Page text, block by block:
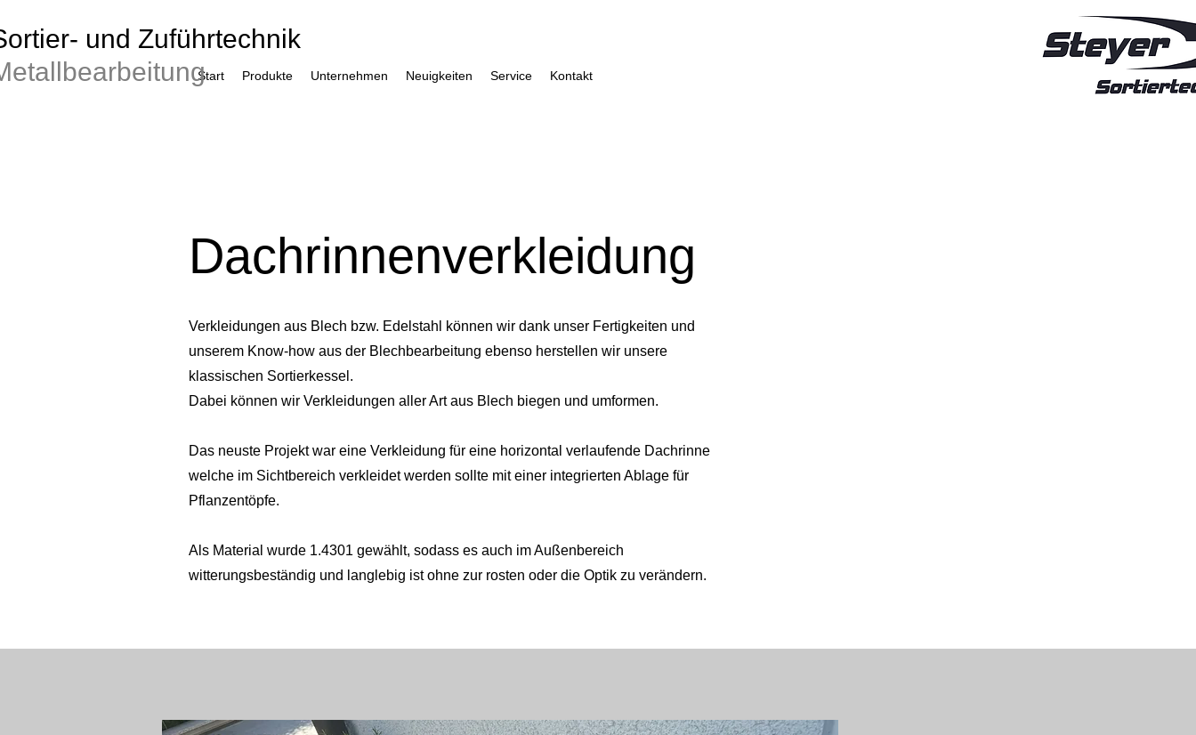
Start Produkte Unternehmen Neuigkeiten Service Kontakt
und Zuführtechnik
Dachrinnenverkleidung
Verkleidungen aus Blech bzw. Edelstahl können wir dank unser Fertigkeiten und
unserem Know-how aus der Blechbearbeitung ebenso herstellen wir unsere
klassischen Sortierkessel.
Dabei können wir Verkleidungen aller Art aus Blech biegen und umformen.
Das neuste Projekt war eine Verkleidung für eine horizontal verlaufende Dachrinne
welche im Sichtbereich verkleidet werden sollte mit einer integrierten Ablage für
Pflanzentöpfe.
Als Material wurde 1.4301 gewählt, sodass es auch im Außenbereich
witterungsbeständig und langlebig ist ohne zur rosten oder die Optik zu verändern.